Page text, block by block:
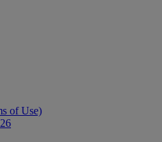
of Use)